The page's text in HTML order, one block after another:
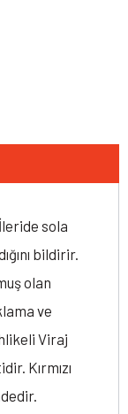
İleride sola
bildirir.
olan
ve
Viraj
Kırmızı